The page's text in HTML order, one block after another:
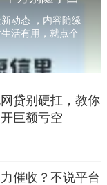
的真谛。它不
心意。我们用
动态 ，内容随缘
活有用，就点个
贷别硬扛，教你
巨额亏空
催收？不说平台